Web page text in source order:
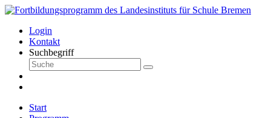
Login
Kontakt
Suchbegriff
Start